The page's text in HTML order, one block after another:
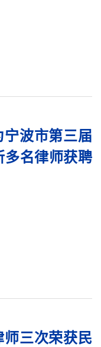
波市第三届
名律师获聘
三次荣获民